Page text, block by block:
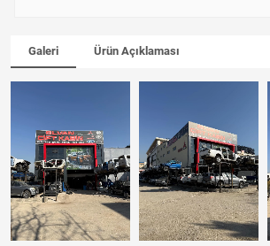
Galeri Ürün Açıklaması